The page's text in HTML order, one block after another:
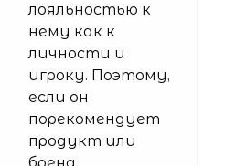
лояльностью к
нему как к
личности и
игроку. Поэтому,
если он
порекомендует
продукт или